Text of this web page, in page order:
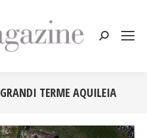
Cerca:
GRANDI TERME AQUILEIA